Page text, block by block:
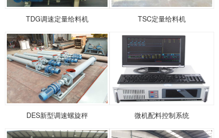
TDG调速定量给料机 TSC定量给料机
DES新型调速螺旋秤 微机配料控制系统